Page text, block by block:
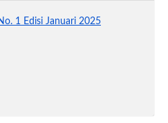
1 Edisi Januari 2025